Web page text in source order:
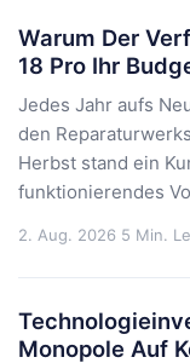
Warum Der
18 Pro Ihr
Jedes Jahr aufs
den
Herbst stand ein
funktionierendes
2. Aug. 2026 5 Min.
Monopole Auf